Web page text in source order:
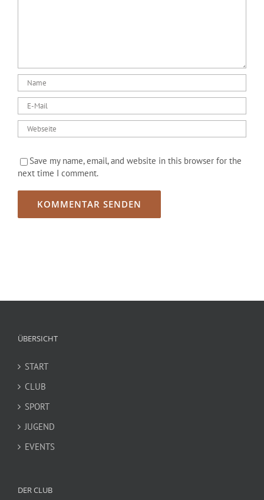
Save my name, email, and website in this browser for the
next time I comment.
ÜBERSICHT
START
CLUB
SPORT
JUGEND
EVENTS
DER CLUB